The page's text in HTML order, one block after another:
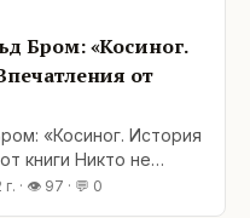
пуританская
Бром: «Косиног.
от
«Косиног. История
книги Никто не
открывать не
· 👁 97 · 💬 0